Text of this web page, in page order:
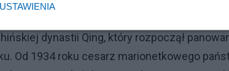
Reklama
dynastii Qing, który rozpoczął
Od 1934 roku cesarz marionetkowego
USTAWIENIA